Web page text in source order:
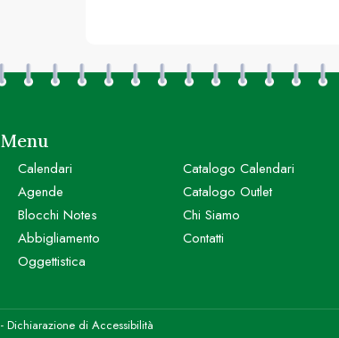
Menu
Calendari
Agende
Blocchi Notes
Abbigliamento
Oggettistica
Catalogo Calendari
Catalogo Outlet
Chi Siamo
Contatti
- Dichiarazione di Accessibilità